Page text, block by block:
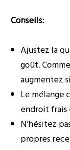
Conseils:
Ajustez la
goût.
augmentez
Le mélange
endroit frais
N’hésitez
propres